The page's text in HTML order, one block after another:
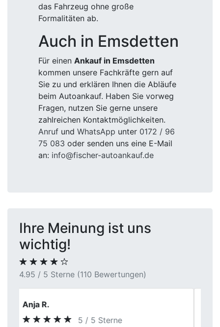
das Fahrzeug ohne große
Formalitäten ab.
Auch in Emsdetten
Für einen Ankauf in Emsdetten
kommen unsere Fachkräfte gern auf
Sie zu und erklären Ihnen die Abläufe
beim Autoankauf. Haben Sie vorweg
Fragen, nutzen Sie gerne unsere
zahlreichen Kontaktmöglichkeiten.
Anruf und WhatsApp unter 0172 / 96
75 083 oder senden uns eine E-Mail
an: info@fischer-autoankauf.de
Ihre Meinung ist uns
wichtig!
4.95 / 5 Sterne (110 Bewertungen)
Tim
5 / 5 Sterne